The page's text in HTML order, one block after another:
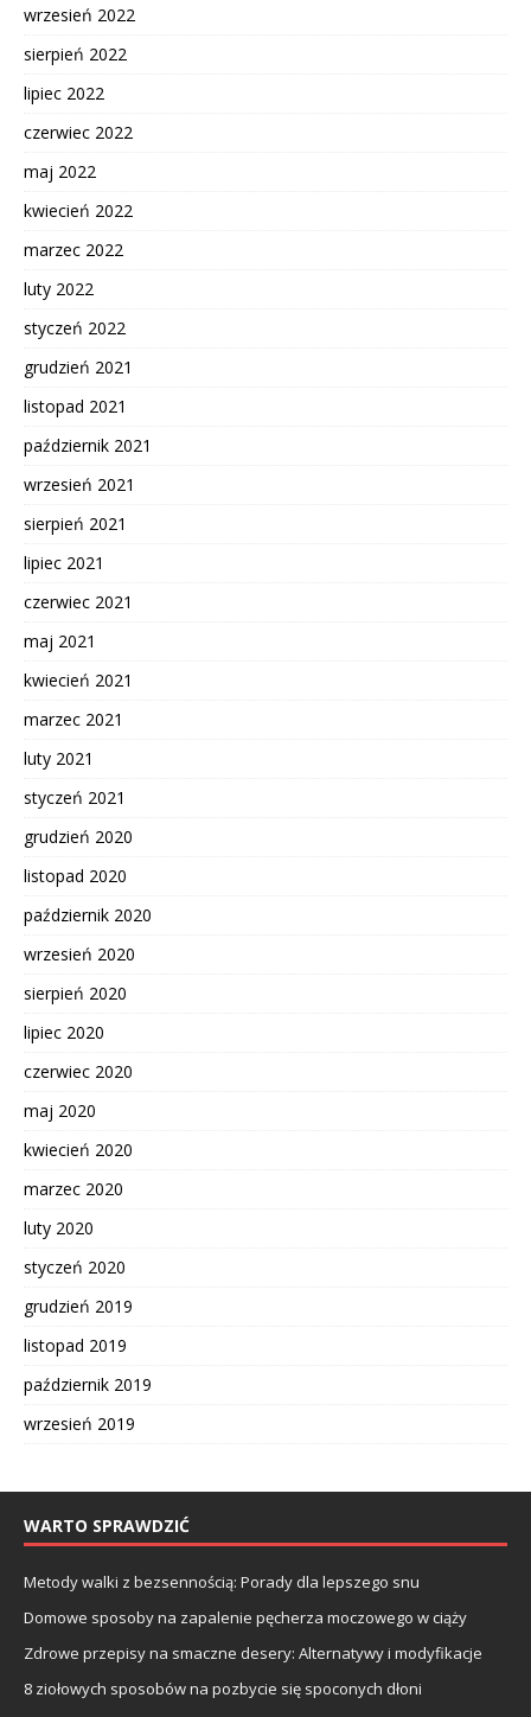
wrzesień 2022
sierpień 2022
lipiec 2022
czerwiec 2022
maj 2022
kwiecień 2022
marzec 2022
luty 2022
styczeń 2022
grudzień 2021
listopad 2021
październik 2021
wrzesień 2021
sierpień 2021
lipiec 2021
czerwiec 2021
maj 2021
kwiecień 2021
marzec 2021
luty 2021
styczeń 2021
grudzień 2020
listopad 2020
październik 2020
wrzesień 2020
sierpień 2020
lipiec 2020
czerwiec 2020
maj 2020
kwiecień 2020
marzec 2020
luty 2020
styczeń 2020
grudzień 2019
listopad 2019
październik 2019
wrzesień 2019
WARTO SPRAWDZIĆ
Metody walki z bezsennością: Porady dla lepszego snu
Domowe sposoby na zapalenie pęcherza moczowego w ciąży
Zdrowe przepisy na smaczne desery: Alternatywy i modyfikacje
8 ziołowych sposobów na pozbycie się spoconych dłoni